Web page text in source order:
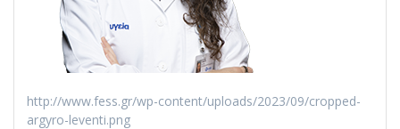
http://www.fess.gr/wp-content/uploads/2023/09/cropped-
argyro-leventi.png